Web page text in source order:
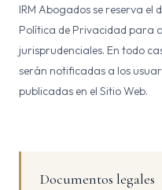
IRM Abogados se reserva
Política de Privacidad para
jurisprudenciales. En todo
serán notificadas a los
publicadas en el Sitio Web.
Documentos legales